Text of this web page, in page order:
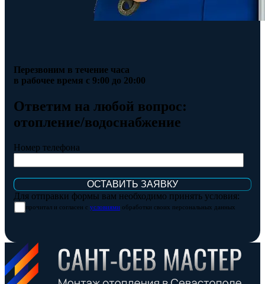
Перезвоним в течение часа
в рабочее время с 9:00 до 20:00
Ответим на любой вопрос:
отопление/водоснабжение
Номер телефона
Для отправки формы вам необходимо принять условия:
прочитал и согласен с условиями обработки своих персональных данных